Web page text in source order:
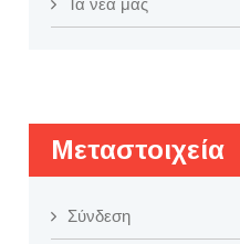
Μεταστοιχεία
Σύνδεση